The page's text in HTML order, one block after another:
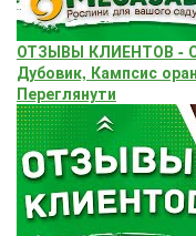
ОТЗЫВЫ КЛИЕНТОВ -
Дубовик, Кампсис
Переглянути